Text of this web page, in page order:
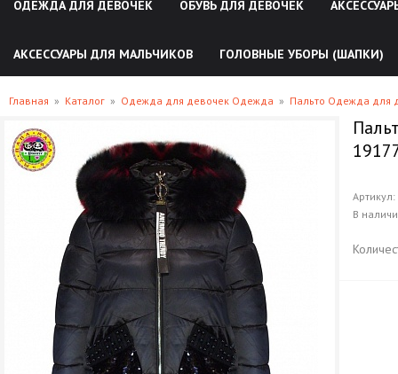
ОДЕЖДА ДЛЯ ДЕВОЧЕК ОБУВЬ ДЛЯ ДЕВОЧЕК
АКСЕССУАРЫ ДЛЯ МАЛЬЧИКОВ ГОЛОВНЫЕ УБОРЫ (ШАПКИ)
Главная » Каталог » Одежда для девочек Одежда » Пальто Одежда для
Артикул:
В